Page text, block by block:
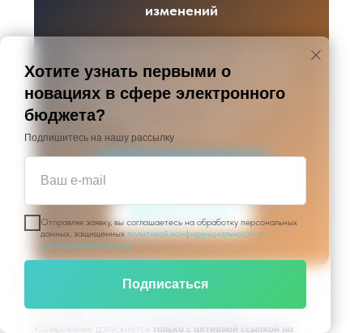
Хотите узнать первыми о
новациях в сфере электронного
бюджета?
Подпишитесь на нашу рассылку
Ваш e-mail
Отправляя заявку, вы соглашаетесь на обработку персональных
данных, защищенныхполитикой конфиденциальности и
использования данных.
Подписаться
изменений
автономного учреждения, учитывающая
последние требования ФАС 2026 года — с
разделами о МСП, нацрежиме и
© e-budget.ru, 2026. Автор: Альмира Базеева.
Копирование допускается только с активной ссылкой на